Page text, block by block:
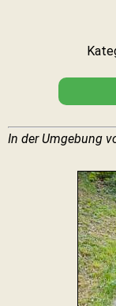
In der Umgebung